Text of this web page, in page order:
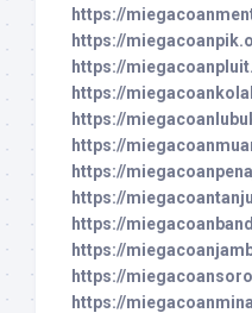
https://
https://
https://
https://
https://
https://
https://
https://
https://
https://
https://
https://